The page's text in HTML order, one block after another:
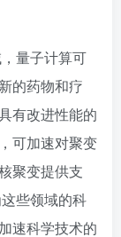
量子计算可
的药物和疗
有改进性能的
可加速对聚变
聚变提供支
些领域的科
速科学技术的